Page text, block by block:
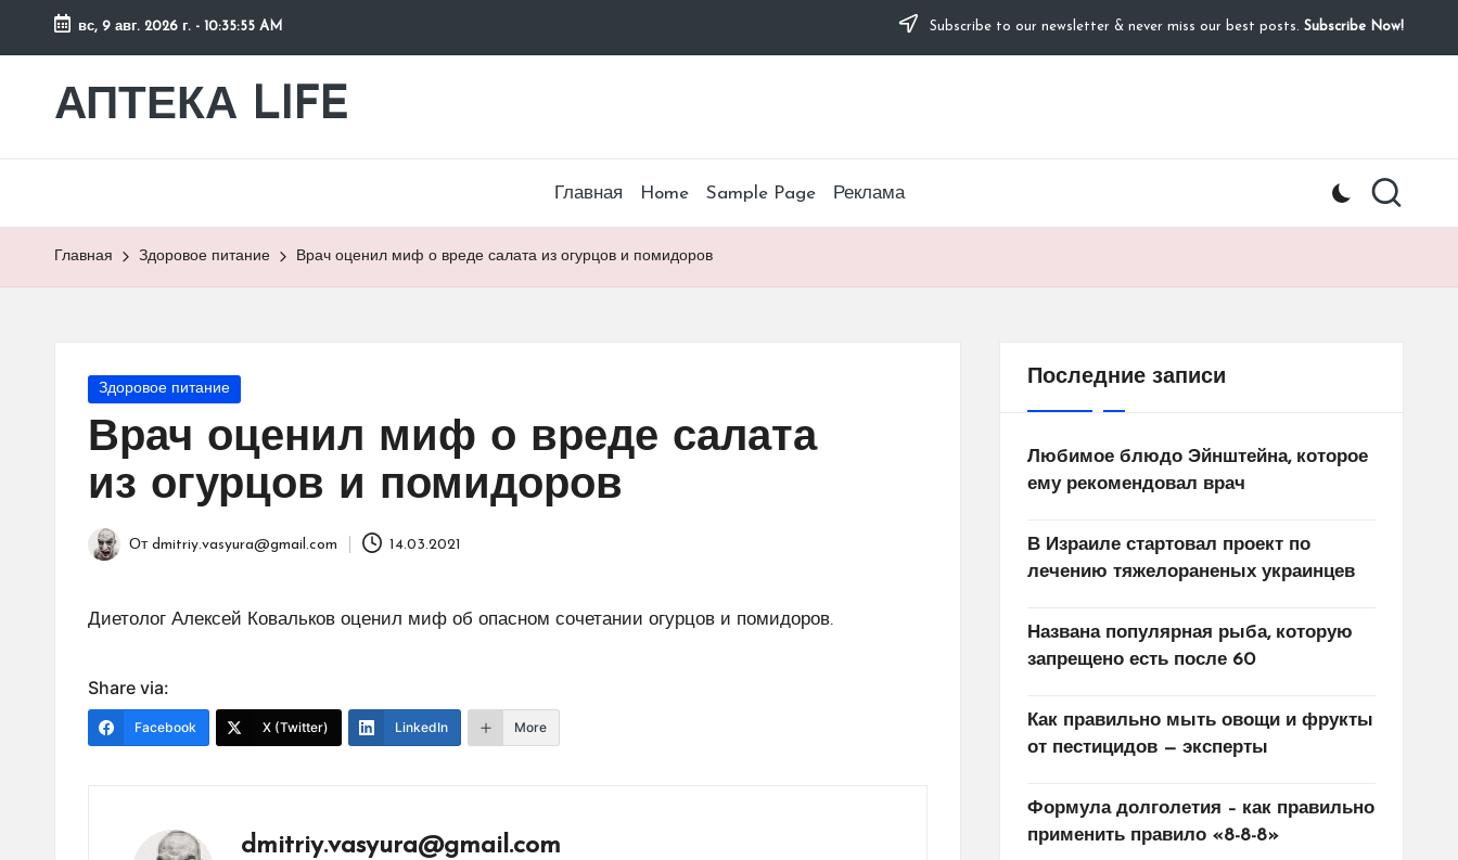
Перейти
содержимому
вс, 9 авг. 2026 г. - 10:35:55 AM Subscribe to our newsletter & never miss our best posts. Subscribe Now!
АПТЕКА LIFE
сайт
Главная Home Sample Page Реклама
Главная Здоровое питание Врач оценил миф о вреде салата из огурцов и помидоров
Опубликовано
Здоровое питание
Врач оценил миф о вреде салата
из огурцов и помидоров
Запись
От dmitriy.vasyura@gmail.com 14.03.2021
Диетолог Алексей Ковальков оценил миф об опасном сочетании огурцов и помидоров.
Share via:
Facebook X (Twitter) LinkedIn More
dmitriy.vasyura@gmail.com
Последние записи
Любимое блюдо Эйнштейна, которое
ему рекомендовал врач
В Израиле стартовал проект по
лечению тяжелораненых украинцев
Названа популярная рыба, которую
запрещено есть после 60
Как правильно мыть овощи и фрукты
от пестицидов — эксперты
Формула долголетия – как правильно
применить правило «8-8-8»